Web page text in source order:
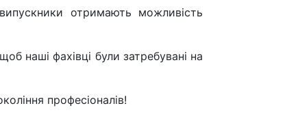
отримають можливість
наші фахівці були затребувані на
професіоналів!